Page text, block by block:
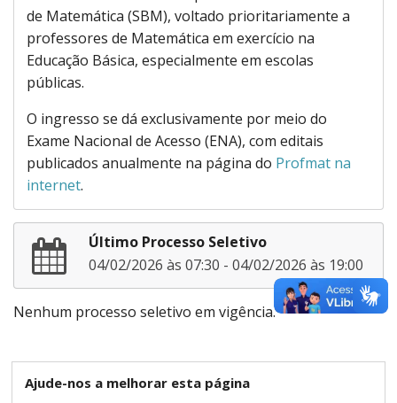
de Matemática (SBM), voltado prioritariamente a
professores de Matemática em exercício na
Educação Básica, especialmente em escolas
públicas.
O ingresso se dá exclusivamente por meio do
Exame Nacional de Acesso (ENA), com editais
publicados anualmente na página do Profmat na
internet.
Último Processo Seletivo
04/02/2026 às 07:30 - 04/02/2026 às 19:00
Nenhum processo seletivo em vigência.
Ajude-nos a melhorar esta página